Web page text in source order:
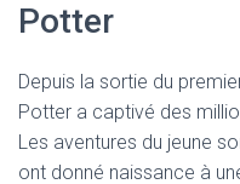
Potter
Depuis la sortie du
Potter a captivé des
Les aventures du jeune
ont donné naissance à